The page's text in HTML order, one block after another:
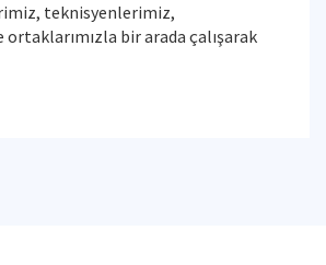
teknisyenlerimiz,
bir arada çalışarak